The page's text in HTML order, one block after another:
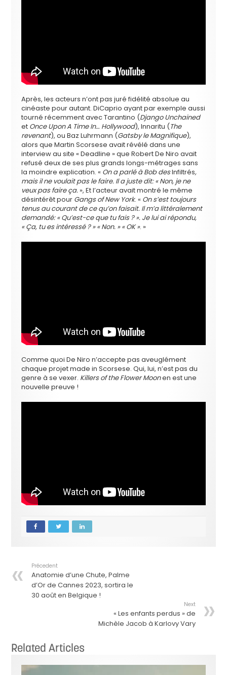
Après, les acteurs n’ont pas juré fidélité absolue au
cinéaste pour autant. DiCaprio ayant par exemple aussi
tourné récemment avec Tarantino (Django Unchained
et Once Upon A Time In… Hollywood), Innaritu (The
revenant), ou Baz Luhrmann (Gatsby le Magnifique),
alors que Martin Scorsese avait révélé dans une
interview au site « Deadline » que Robert De Niro avait
refusé deux de ses plus grands longs-métrages sans
la moindre explication. « On a parlé à Bob desInfiltrés,
mais il ne voulait pas le faire. Il a juste dit: « Non, je ne
veux pas faire ça. », Et l’acteur avait montré le même
désintérêt pour Gangs of New York. « On s’est toujours
tenus au courant de ce qu’on faisait. Il m’a littéralement
demandé: « Qu’est-ce que tu fais ? ». Je lui ai répondu,
« Ça, tu es intéressé ? » « Non. » « OK ». »
Comme quoi De Niro n’accepte pas aveuglément
chaque projet made in Scorsese. Qui, lui, n’est pas du
genre à se vexer. Killers of the Flower Moonen est une
nouvelle preuve !
Précedent
Anatomie d’une Chute, Palme
d’Or de Cannes 2023, sortira le
30 août en Belgique !
Next
« Les enfants perdus » de
Michèle Jacob à Karlovy Vary
Related Articles